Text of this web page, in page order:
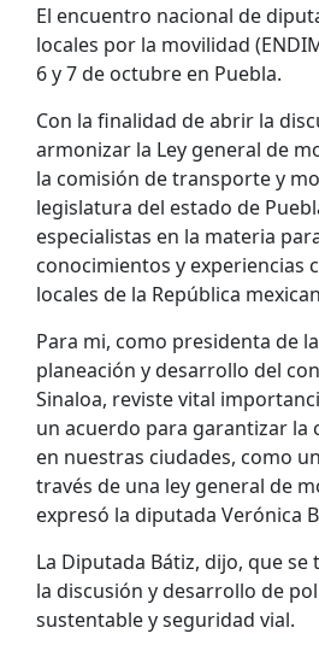
El encuentro nacional de
locales por la movilidad
6 y 7 de octubre en Puebla.
Con la finalidad de abrir la
armonizar la Ley general de
la comisión de transporte y
legislatura del estado de
especialistas en la materia
conocimientos y experiencias
locales de la República
Para mi, como presidenta de
planeación y desarrollo del
Sinaloa, reviste vital
un acuerdo para garantizar la
en nuestras ciudades, como
través de una ley general de
expresó la diputada Verónica
La Diputada Bátiz, dijo, que se
la discusión y desarrollo de
sustentable y seguridad vial.